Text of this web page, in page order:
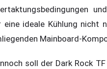
eine ideale Kühlung nicht
Mainboard-
soll der Dark Rock